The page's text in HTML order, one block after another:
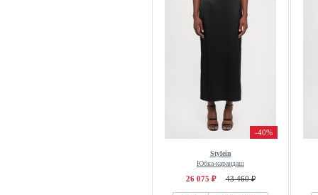
-40%
Stylein
Юбка-карандаш
26 075 ₽ 43 460 ₽